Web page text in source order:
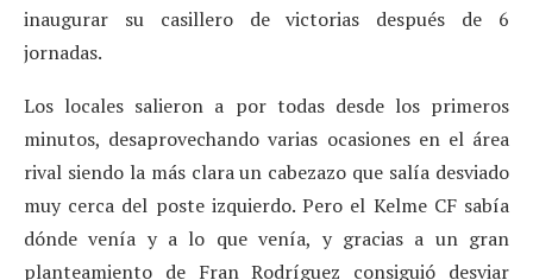
inaugurar su casillero de victorias después de 6
jornadas.
Los locales salieron a por todas desde los primeros
minutos, desaprovechando varias ocasiones en el área
rival siendo la más clara un cabezazo que salía desviado
muy cerca del poste izquierdo. Pero el Kelme CF sabía
dónde venía y a lo que venía, y gracias a un gran
planteamiento de Fran Rodríguez consiguió desviar